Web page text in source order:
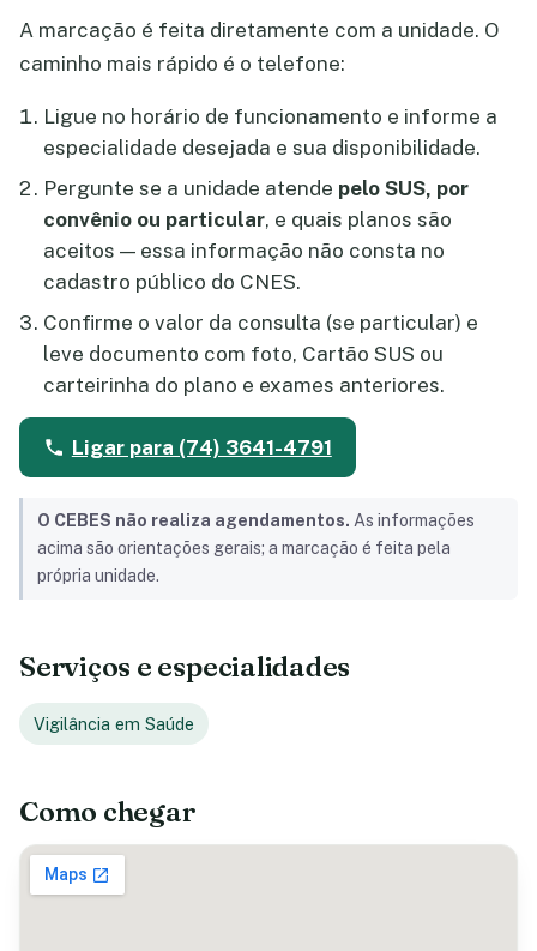
A marcação é feita diretamente com a unidade. O
caminho mais rápido é o telefone:
Ligue no horário de funcionamento e informe a
especialidade desejada e sua disponibilidade.
Pergunte se a unidade atende pelo SUS, por
convênio ou particular, e quais planos são
aceitos — essa informação não consta no
cadastro público do CNES.
Confirme o valor da consulta (se particular) e
leve documento com foto, Cartão SUS ou
carteirinha do plano e exames anteriores.
Ligar para (74) 3641-4791
O CEBES não realiza agendamentos. As informações
acima são orientações gerais; a marcação é feita pela
própria unidade.
Serviços e especialidades
Vigilância em Saúde
Como chegar